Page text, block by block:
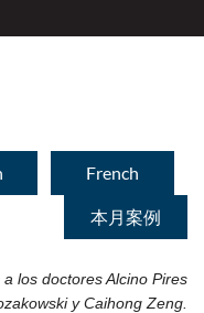
French
本月案例
los doctores Alcino Pires
y Caihong Zeng.